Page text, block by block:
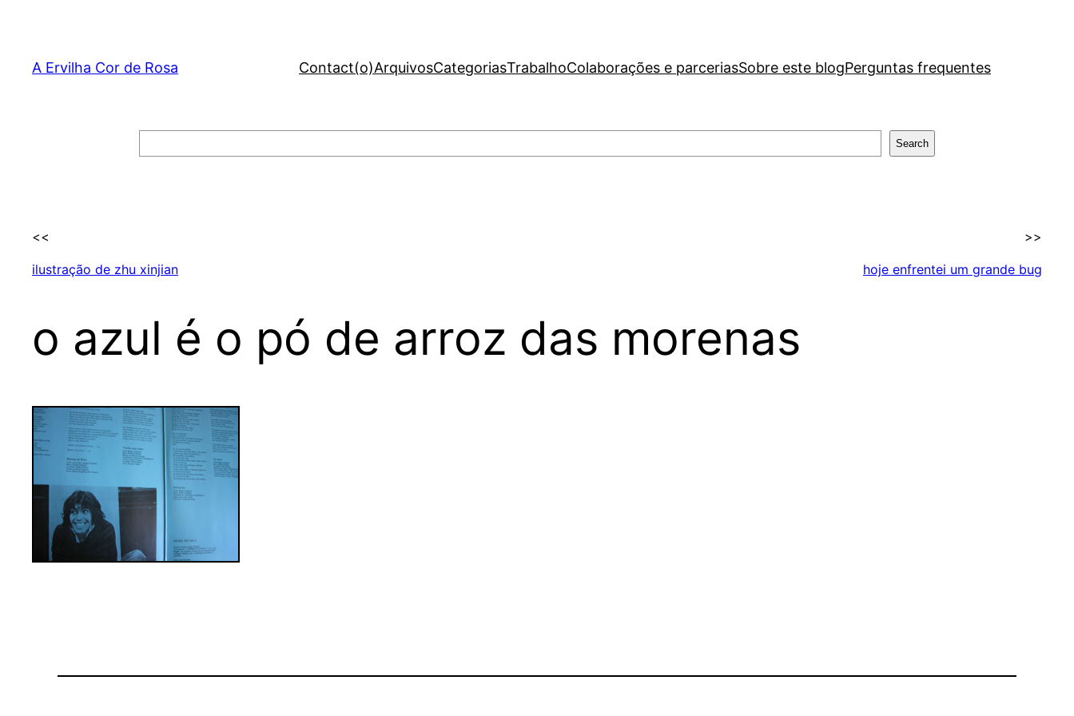
content
A Ervilha Cor de Rosa Contact(o)ArquivosCategoriasTrabalhoColaborações e parceriasSobre este blogPerguntas frequentes
Search
<<
ilustração de zhu xinjian
>>
hoje enfrentei um grande bug
o azul é o pó de arroz das morenas